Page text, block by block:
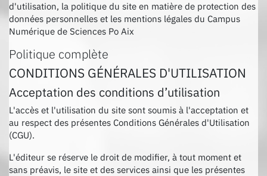
d'utilisation, la politique du site en matière de protection des
données personnelles et les mentions légales du Campus
Numérique de Sciences Po Aix
Politique complète
CONDITIONS GÉNÉRALES D'UTILISATION
Acceptation des conditions d’utilisation
L'accès et l'utilisation du site sont soumis à l'acceptation et
au respect des présentes Conditions Générales d'Utilisation
(CGU).
L'éditeur se réserve le droit de modifier, à tout moment et
sans préavis, le site et des services ainsi que les présentes